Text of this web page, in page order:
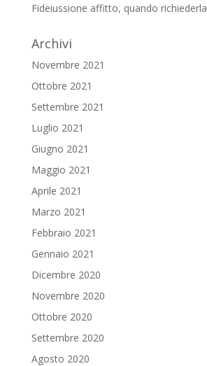
Fideiussione affitto, quando richiederla
Archivi
Novembre 2021
Ottobre 2021
Settembre 2021
Luglio 2021
Giugno 2021
Maggio 2021
Aprile 2021
Marzo 2021
Febbraio 2021
Gennaio 2021
Dicembre 2020
Novembre 2020
Ottobre 2020
Settembre 2020
Agosto 2020